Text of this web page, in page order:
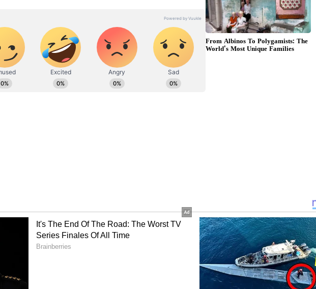
ಭದ್ರತೆಗೆ 4000ಕ್ಕೂ ಹೆಚ್ಚು ಪೊಲೀಸರ ನಿಯೋಜನೆ
ಇದೇ ಮೊದಲ ಬಾರಿಗೆ ದತ್ತಜಯಂತಿ ಆಚರಣೆಗೆ ಪ್ಲಾನ್
ಶ್ರೀರಾಮ ಸೇನೆ ರಾಜ್ಯಾದ್ಯಕ್ಷ ಗಂಗಾಧರ್
ನ್ಯೂಸ್ ಮಾನಿಟರಿಂಗ್ ಆಗಿ ಹಲವು ವರ್ಷಗಳ ಸೇವೆ,
ರಾಯಚೂರು ಜಿಲ್ಲೆಯ ಜಾನೇಕಲ್ ಗ್ರಾಮದವರಾದ ಇವರು ಓದು,